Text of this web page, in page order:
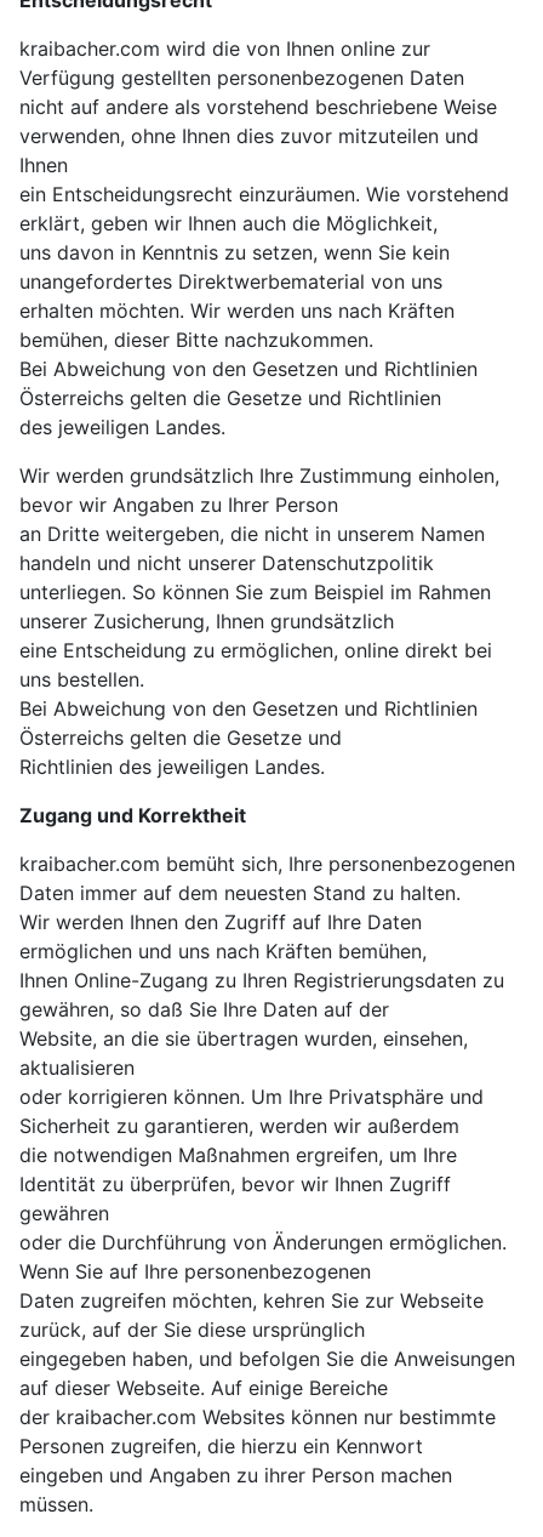
kraibacher.com wird die von Ihnen online zur
Verfügung gestellten personenbezogenen Daten
nicht auf andere als vorstehend beschriebene Weise
verwenden, ohne Ihnen dies zuvor mitzuteilen und
Ihnen
ein Entscheidungsrecht einzuräumen. Wie vorstehend
erklärt, geben wir Ihnen auch die Möglichkeit,
uns davon in Kenntnis zu setzen, wenn Sie kein
unangefordertes Direktwerbematerial von uns
erhalten möchten. Wir werden uns nach Kräften
bemühen, dieser Bitte nachzukommen.
Bei Abweichung von den Gesetzen und Richtlinien
Österreichs gelten die Gesetze und Richtlinien
des jeweiligen Landes.
Wir werden grundsätzlich Ihre Zustimmung einholen,
bevor wir Angaben zu Ihrer Person
an Dritte weitergeben, die nicht in unserem Namen
handeln und nicht unserer Datenschutzpolitik
unterliegen. So können Sie zum Beispiel im Rahmen
unserer Zusicherung, Ihnen grundsätzlich
eine Entscheidung zu ermöglichen, online direkt bei
uns bestellen.
Bei Abweichung von den Gesetzen und Richtlinien
Österreichs gelten die Gesetze und
Richtlinien des jeweiligen Landes.
Zugang und Korrektheit
kraibacher.com bemüht sich, Ihre personenbezogenen
Daten immer auf dem neuesten Stand zu halten.
Wir werden Ihnen den Zugriff auf Ihre Daten
ermöglichen und uns nach Kräften bemühen,
Ihnen Online-Zugang zu Ihren Registrierungsdaten zu
gewähren, so daß Sie Ihre Daten auf der
Website, an die sie übertragen wurden, einsehen,
aktualisieren
oder korrigieren können. Um Ihre Privatsphäre und
Sicherheit zu garantieren, werden wir außerdem
die notwendigen Maßnahmen ergreifen, um Ihre
Identität zu überprüfen, bevor wir Ihnen Zugriff
gewähren
oder die Durchführung von Änderungen ermöglichen.
Wenn Sie auf Ihre personenbezogenen
Daten zugreifen möchten, kehren Sie zur Webseite
zurück, auf der Sie diese ursprünglich
eingegeben haben, und befolgen Sie die Anweisungen
auf dieser Webseite. Auf einige Bereiche
der kraibacher.com Websites können nur bestimmte
Personen zugreifen, die hierzu ein Kennwort
eingeben und Angaben zu ihrer Person machen
müssen.